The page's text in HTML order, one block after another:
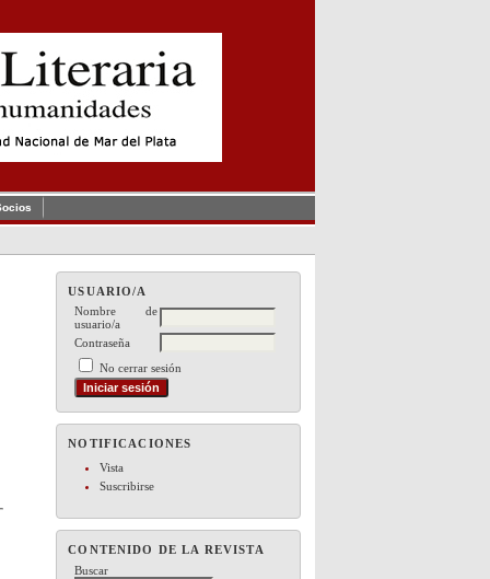
USUARIO/A
Nombre de
usuario/a
Contraseña
No cerrar sesión
NOTIFICACIONES
Vista
Suscribirse
CONTENIDO DE LA REVISTA
Buscar